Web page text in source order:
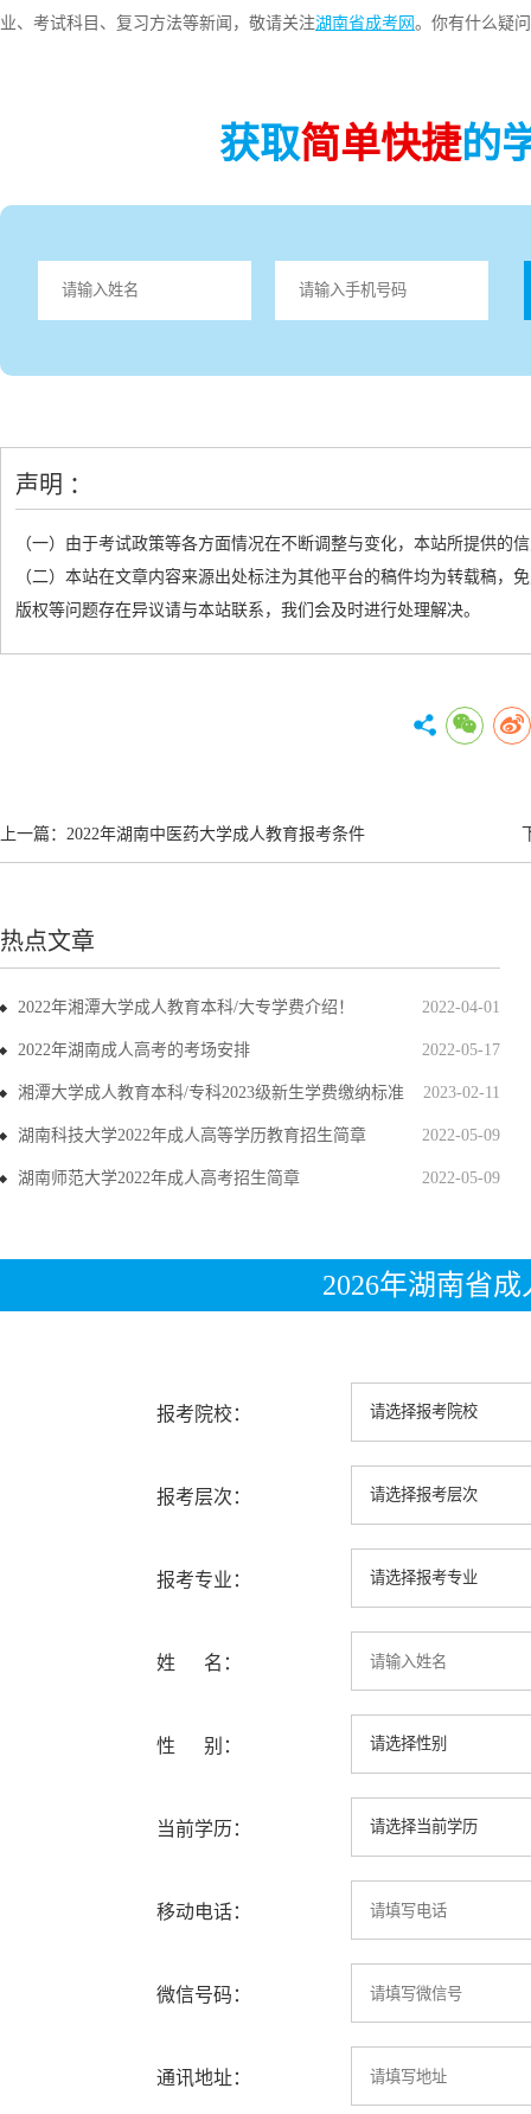
业、考试科目、复习方法等新闻，敬请关注湖南省成考网 。你有什么疑
获取简单快捷的
声明 ：
（一）由于考试政策等各方面情况在不断调整与变化，本站所提供的
（二）本站在文章内容来源出处标注为其他平台的稿件均为转载稿
版权等问题存在异议请与本站联系，我们会及时进行处理解决。
上一篇： 2022年湖南中医药大学成人教育报考条件
热点文章
2022-04-01
2022年湘潭大学成人教育本科/大专学费介绍！
2022-05-17
2022年湖南成人高考的考场安排
2023-02-11
湘潭大学成人教育本科/专科2023级新生学费缴纳标准
2022-05-09
湖南科技大学2022年成人高等学历教育招生简章
2022-05-09
湖南师范大学2022年成人高考招生简章
2026年湖南省
报考院校：
报考层次：
报考专业：
姓 名：
性 别：
当前学历：
移动电话：
微信号码：
通讯地址：